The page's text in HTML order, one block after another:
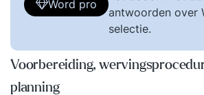
Word pro
antwoorden over
selectie.
Voorbereiding,
planning